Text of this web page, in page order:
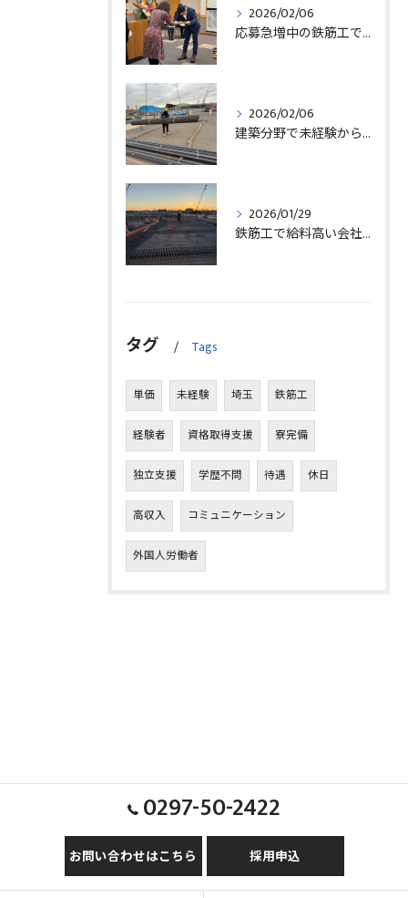
2026/02/06
応募急増中の鉄筋工で高給を目指す方法徹底解説埼玉県三郷市版
2026/02/06
建築分野で未経験から始める求人探しと三郷市で正社員就職の秘訣
2026/01/29
鉄筋工で給料高い会社に転職したリアルなインタビュー事例を埼玉県三郷市で解説
タグ Tags
単価 未経験 埼玉 鉄筋工
経験者 資格取得支援 寮完備
独立支援 学歴不問 待遇 休日
高収入 コミュニケーション
外国人労働者
0297-50-2422
お問い合わせはこちら 採用申込